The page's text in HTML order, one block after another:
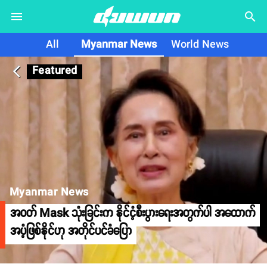
search
All Myanmar News
World News
Featured
arrow_back_ios
Myanmar News
အဝတ် Mask သုံးခြင်းက နိုင်ငံ့စီးပွားရေးအတွက်ပါ အထောက်
အပံ့ဖြစ်နိုင်ဟု အတိုင်ပင်ခံပြော